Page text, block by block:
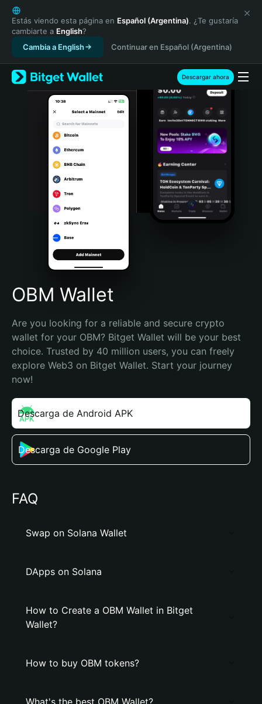
English
日本語
Tiếng Việt
Русский
Español (Latinoamérica)
Türkçe
Italiano
Português (Portugal)
Bahasa Indonesia
Português (Brasil)
Español (Argentina)
Estás viendo esta página en Español (Argentina). ¿Te gustaría
cambiarte a English?
Cambia a English
Continuar en Español (Argentina)
Descargar ahora
OBM Wallet
Are you looking for a reliable and secure crypto
wallet for your OBM? Bitget Wallet will be your best
choice. Trusted by 40 million users, you can freely
explore Web3 on Bitget Wallet. Start your journey
now!
Descarga de Android APK
Descarga de Google Play
FAQ
Swap on Solana Wallet
DApps on Solana
How to Create a OBM Wallet in Bitget
Wallet?
How to buy OBM tokens?
What's the best OBM Wallet?